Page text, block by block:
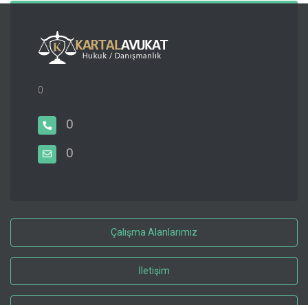
0
0
0
Çalışma Alanlarımız
İletişim